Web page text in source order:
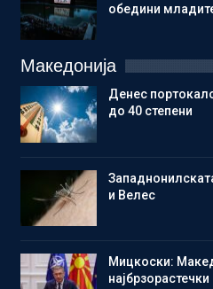
обедини
Македонија
Денес
до 40 степени
и Велес
Мицкоски: